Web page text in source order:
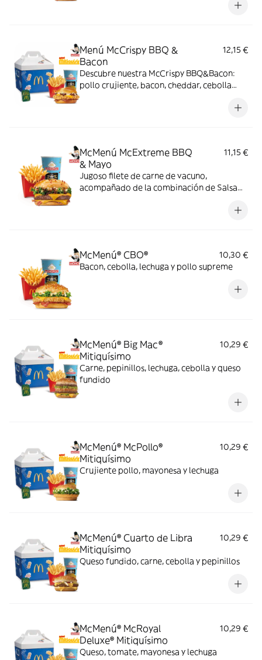
doble de cheddar, lechuga fresca y tiras de
Menú McCrispy BBQ &
Bacon
12,15 €
Descubre nuestra McCrispy BBQ&Bacon:
pollo crujiente, bacon, cheddar, cebolla
harina de trigo con copos de patata. ¡Sabor
McMenú McExtreme BBQ
& Mayo
11,15 €
Jugoso filete de carne de vacuno,
acompañado de la combinación de Salsa
doble de cheddar, lechuga fresca y tiras de
McMenú® CBO®
10,30 €
Bacon, cebolla, lechuga y pollo supreme
McMenú® Big Mac®
Mitiquísimo
10,29 €
Carne, pepinillos, lechuga, cebolla y queso
fundido
McMenú® McPollo®
Mitiquísimo
10,29 €
Crujiente pollo, mayonesa y lechuga
McMenú® Cuarto de Libra
Mitiquísimo
10,29 €
Queso fundido, carne, cebolla y pepinillos
McMenú® McRoyal
Deluxe® Mitiquísimo
10,29 €
Queso, tomate, mayonesa y lechuga